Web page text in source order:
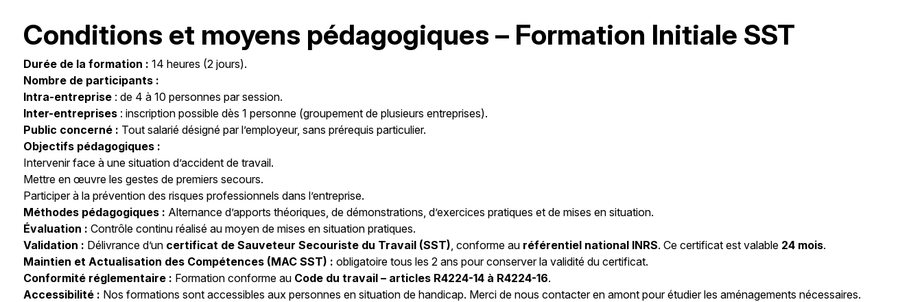
Conditions et moyens pédagogiques – Formation Initiale SST
Durée de la formation : 14 heures (2 jours).
Nombre de participants :
Intra-entreprise : de 4 à 10 personnes par session.
Inter-entreprises : inscription possible dès 1 personne (groupement de plusieurs entreprises).
Public concerné : Tout salarié désigné par l’employeur, sans prérequis particulier.
Objectifs pédagogiques :
Intervenir face à une situation d’accident de travail.
Mettre en œuvre les gestes de premiers secours.
Participer à la prévention des risques professionnels dans l’entreprise.
Méthodes pédagogiques : Alternance d’apports théoriques, de démonstrations, d’exercices pratiques et de mises en situation.
Évaluation : Contrôle continu réalisé au moyen de mises en situation pratiques.
Validation : Délivrance d’un certificat de Sauveteur Secouriste du Travail (SST), conforme au référentiel national INRS. Ce certificat est valable 24 mois.
Maintien et Actualisation des Compétences (MAC SST) : obligatoire tous les 2 ans pour conserver la validité du certificat.
Conformité réglementaire : Formation conforme au Code du travail – articles R4224-14 à R4224-16.
Accessibilité : Nos formations sont accessibles aux personnes en situation de handicap. Merci de nous contacter en amont pour étudier les aménagements nécessaires.